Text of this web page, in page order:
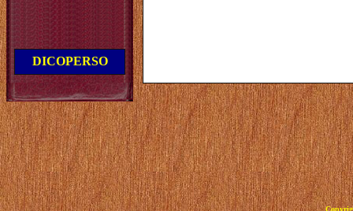
DICOPERSO